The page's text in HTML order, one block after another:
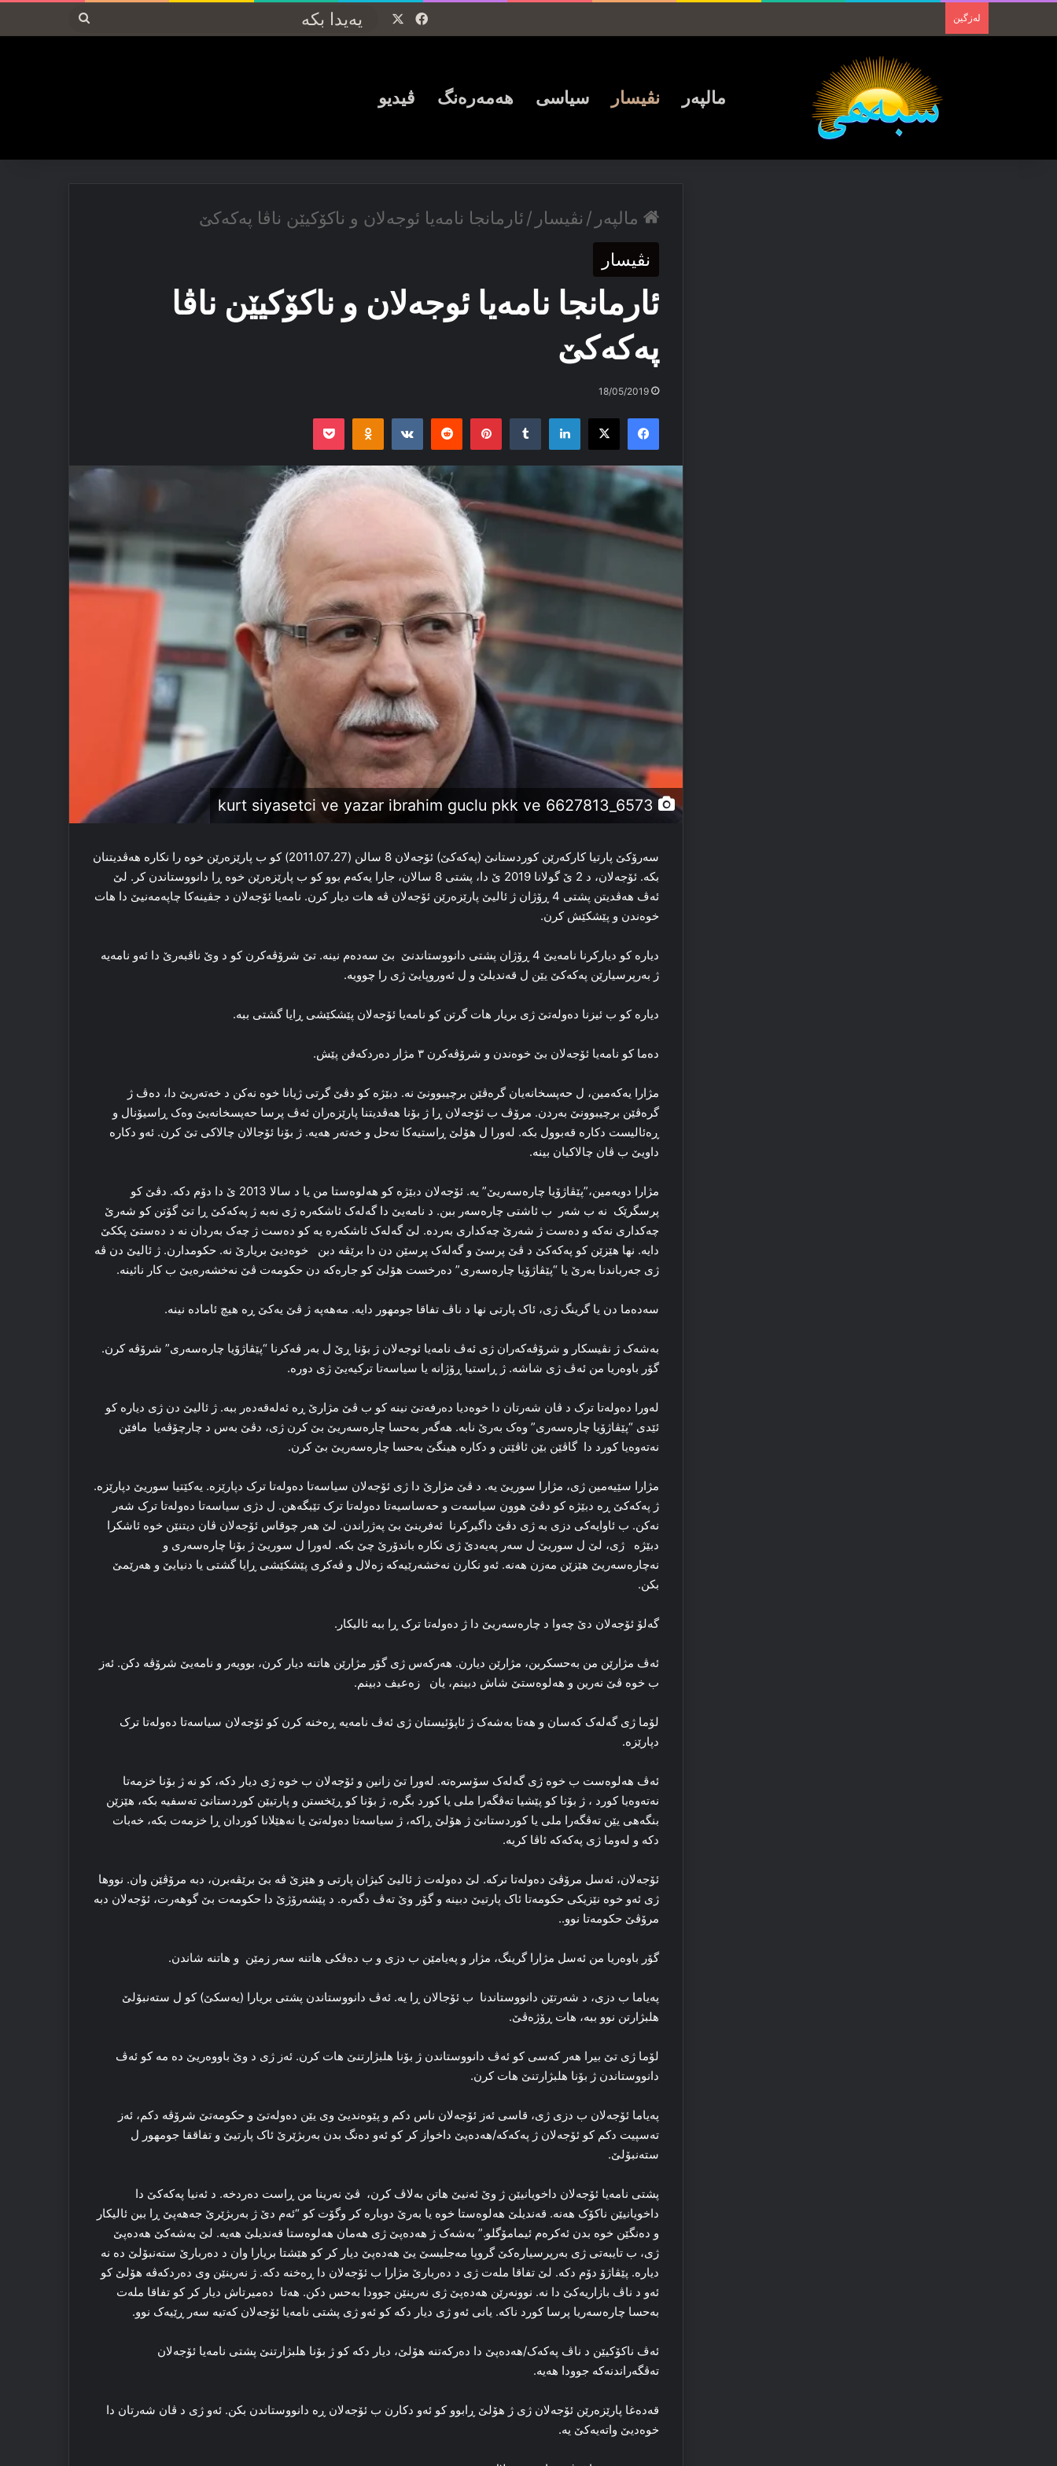
لەزگین Facebook
پەیدا
مالپەر نڤیسار سیاسی ھەمەرەنگ ڤیدیو
مالپەر / نڤیسار /ئارمانجا نامەیا ئوجەلان و ناكۆكیێن ناڤا پەكەكێ
نڤیسار
ئارمانجا نامەیا ئوجەلان و ناكۆكیێن ناڤا
پەكەكێ
18/05/2019
Facebook
X
LinkedIn
Tumblr
Pinterest
Reddit
VKontakte
Odnoklassniki
Pocket
سه‌رۆکێ پارتیا كاركەرێن كوردستانێ (پەکەکێ) ئۆجەلان 8 سالن (2011.07.27) کو ب پارێزه‌رێن خوه‌ را نکاره‌ هه‌ڤدیتنان
بکه‌. ئۆجەلان، د 2 ێ گولانا 2019 ێ دا، پشتی 8 سالان، جارا یه‌که‌م بوو کو ب پارێزه‌رێن خوه‌ ڕا دانووستاندن کر. لێ
ئه‌ڤ هه‌ڤدیتن پشتی 4 ڕۆژان ژ ئالیێ پارێزه‌رێن ئۆجەلان ڤه‌ هات دیار کرن. نامه‌یا ئۆجەلان د جڤینه‌کا چاپه‌مه‌نیێ دا هات
خوه‌ندن و پێشکێش کرن.
دیاره‌ کو دیارکرنا نامه‌یێ 4 ڕۆژان پشتی دانووستاندنێ بێ سه‌ده‌م نینه‌. تێ شرۆڤه‌کرن کو د وێ ناڤبه‌رێ دا ئه‌و نامه‌یە
ژ به‌رپرسیارێن پەکەکێ یێن ل قه‌ندیلێ و ل ئه‌وروپایێ ژی را چوویە.
دیاره‌ کو ب ئیزنا ده‌وله‌تێ ژی بریار هات گرتن کو نامه‌یا ئۆجەلان پێشکێشی ڕایا گشتی ببه‌.
ده‌ما کو نامه‌یا ئۆجەلان بێ خوه‌ندن و شرۆڤه‌کرن ۳ مژار ده‌ردکه‌ڤن پێش.
مژارا یه‌که‌مین، ل حه‌پسخانه‌یان گره‌ڤێن برچیبوونێ نه‌. دبێژه‌ کو دڤێ گرتی ژیانا خوه‌ نه‌کن د خه‌ته‌ریێ دا، ده‌ڤ ژ
گرەڤێن برچیبوونێ به‌ردن. مرۆڤ ب ئۆجەلان ڕا ژ بۆنا هه‌ڤدیتنا پارێزه‌ران ئه‌ڤ پرسا حه‌پسخانه‌یێ وه‌ک ڕاسیۆنال و
ڕه‌ئالیست دکاره‌ قه‌بوول بکه‌. له‌ورا ل هۆلێ ڕاستیه‌کا ته‌حل و خه‌ته‌ر هه‌یه‌. ژ بۆنا ئۆجالان چالاکی تێ کرن. ئه‌و دکاره‌
داویێ ب ڤان چالاکیان بینه‌.
مژارا دویه‌مین،”پێڤاژۆیا چاره‌سه‌ریێ” یه‌. ئۆجەلان دبێژه‌ کو هه‌لوه‌ستا من یا د سالا 2013 ێ دا دۆم دکه‌. دڤێ کو
پرسگرێک نە ب شه‌ر ب ئاشتی چاره‌سه‌ر ببن. د نامه‌یێ دا گه‌له‌ک ئاشکه‌ره‌ ژی نه‌به‌ ژ پەکەکێ ڕا تێ گۆتن کو شه‌رێ
چه‌کداری نه‌که‌ و دەست ژ شه‌رێ چه‌کداری به‌رده‌. لێ گه‌له‌ک ئاشکه‌ره‌ یه‌ کو ده‌ست ژ چه‌ک به‌ردان نه‌ د ده‌ستێ پککێ
دایه‌. نها هێزێن كو پەكەكێ د ڤێ پرسێ و گه‌له‌ک پرسێن دن دا برێڤه‌ دبن خوه‌دیێ بریارێ نه‌. حکومدارن. ژ ئالیێ دن ڤه‌
ژی جه‌رباندنا به‌رێ یا “پێڤاژۆیا چاره‌سه‌ری” ده‌رخست هۆلێ کو جاره‌که‌ دن حکومه‌ت ڤێ نه‌خشه‌ره‌یێ ب کار نائینە.
سه‌ده‌ما دن یا گرینگ ژی، ئاک پارتی نها د ناڤ تفاقا جومهور دایه‌. مەهەپە ژ ڤێ یه‌کێ ڕه‌ هیچ ئاماده‌ نینه‌.
به‌شه‌ک ژ نڤیسکار و شرۆڤه‌که‌ران ژی ئه‌ڤ نامه‌یا ئوجەلان ژ بۆنا ڕێ ل به‌ر ڤه‌کرنا “پێڤاژۆیا چاره‌سه‌ری” شرۆڤه‌ کرن.
گۆر باوه‌ریا من ئه‌ڤ ژی شاشه‌. ژ ڕاستیا ڕۆژانه‌ یا سیاسه‌تا ترکیه‌یێ ژی دوره‌.
له‌ورا ده‌وله‌تا ترک د ڤان شه‌رتان دا خوه‌دیا ده‌رفه‌تێ نینه‌ کو ب ڤێ مژارێ ڕه‌ ئه‌له‌قه‌ده‌ر ببه‌. ژ ئالیێ دن ژی دیاره‌ کو
ئێدی “پێڤاژۆیا چاره‌سه‌ری” وه‌ک به‌رێ نابه‌. هه‌گه‌ر بەحسا چارەسەریێ بێ كرن ژی، دڤێ به‌س د چارچۆڤەیا مافێن
نه‌ته‌وه‌یا کورد دا گاڤێن بێن ئاڤێتن و دكارە ھینگێ بەحسا چارەسەریێ بێ كرن.
مژارا سێیه‌مین ژی، مژارا سوریێ یه‌. د ڤێ مژارێ دا ژی ئۆجەلان سیاسه‌تا ده‌وله‌تا ترک دپارێزە. یه‌کێتیا سوریێ دپارێزە.
ژ پەکەکێ ڕه‌ دبێژه‌ کو دڤێ هوون سیاسه‌ت و حه‌ساسیه‌تا ده‌وله‌تا ترک تێبگەھن. ل دژی سیاسه‌تا ده‌وله‌تا ترک شه‌ر
نه‌کن. ب ئاوایه‌کی دزی به‌ ژی دڤێ داگیركرنا ئه‌فرینێ بێ په‌ژراندن. لێ هه‌ر چوقاس ئۆجەلان ڤان دیتنێن خوە ئاشكرا
دبێژە ژی، لێ ل سوریێ ل سه‌ر پەیەدێ ژی نکاره‌ باندۆرێ چێ بکه‌. له‌ورا ل سوریێ ژ بۆنا چاره‌سه‌ری و
نه‌چاره‌سه‌ریێ هێزێن مه‌زن هه‌نه‌. ئه‌و نکارن نه‌خشه‌رێیه‌که‌ زه‌لال و ڤه‌کری پێشکێشی ڕایا گشتی یا دنیایێ و هه‌رێمێ
بکن.
گه‌لۆ ئۆجەلان دێ چه‌وا د چاره‌سه‌ریێ دا ژ ده‌وله‌تا ترک ڕا ببه‌ ئالیکار.
ئه‌ڤ مژارێن من بەحسكرین، مژارێن دیارن. هه‌رکه‌س ژی گۆر مژارێن هاتنه‌ دیار کرن، بوویه‌ر و نامه‌یێ شرۆڤه‌ دکن. ئه‌ز
ب خوه‌ ڤێ نه‌رین و هه‌لوه‌ستێ شاش دبینم، یان زەعیف دبینم.
لۆما ژی گه‌له‌ک که‌سان و هه‌تا به‌شه‌ک ژ ئاپۆئیستان ژی ئه‌ڤ نامه‌یە ڕه‌خنه‌ کرن کو ئۆجەلان سیاسه‌تا ده‌وله‌تا ترک
دپارێزە.
ئه‌ڤ هه‌لوه‌ست ب خوه‌ ژی گه‌له‌ک سۆسره‌ته‌. له‌ورا تێ زانین و ئۆجەلان ب خوه‌ ژی دیار دکه‌، کو نە ژ بۆنا خزمه‌تا
نه‌ته‌وه‌یا کورد ، ژ بۆنا کو پێشیا ته‌ڤگه‌را ملی یا کورد بگره‌، ژ بۆنا کو ڕێخستن و پارتیێن کوردستانێ تەسفیه‌ بکه‌، هێزێن
بنگه‌هی یێن ته‌ڤگه‌را ملی یا کوردستانێ ژ هۆلێ ڕاکه‌، ژ سیاسه‌تا ده‌وله‌تێ یا نەھێلانا کوردان ڕا خزمه‌ت بکه‌، خه‌بات
دکه‌ و له‌وما ژی پەکەکە ئاڤا کریه‌.
ئۆجەلان، ئه‌سل مرۆڤێ ده‌وله‌تا ترکه‌. لێ ده‌وله‌ت ژ ئالیێ کیژان پارتی و هێزێ ڤه‌ بێ برێڤه‌برن، دبه‌ مرۆڤێن وان. نووها
ژی ئه‌و خوه‌ نێزیکی حکومه‌تا ئاک پارتیێ دبینه‌ و گۆر وێ ته‌ڤ دگه‌ره‌. د پێشه‌رۆژێ دا حکومه‌ت بێ گوهه‌رت، ئۆجەلان دبه‌
مرۆڤێ حکومه‌تا نوو..
گۆر باوه‌ریا من ئه‌سل مژارا گرینگ، مژار و په‌یامێن ب دزی و ب ده‌ڤکی هاتنه‌ سه‌ر زمێن و هاتنه‌ شاندن.
په‌یاما ب دزی، د شه‌رتێن دانووستاندنا ب ئۆجالان ڕا یه‌. ئه‌ڤ دانووستاندن پشتی بریارا (یەسکێ) کو ل سته‌نبۆلێ
هلبژارتن نوو ببه‌، هات ڕۆژه‌ڤێ.
لۆما ژی تێ بیرا هه‌ر که‌سی کو ئه‌ڤ دانووستاندن ژ بۆنا هلبژارتنێ هات کرن. ئه‌ز ژی د وێ باووه‌ریێ ده‌ مه‌ کو ئه‌ڤ
دانووستاندن ژ بۆنا هلبژارتنێ هات کرن.
په‌یاما ئۆجەلان ب دزی ژی، قاسی ئه‌ز ئۆجەلان ناس دکم و پێوه‌ندیێ وی یێن ده‌وله‌تێ و حکومه‌تێ شرۆڤه‌ دکم، ئه‌ز
ته‌سپیت دکم کو ئۆجەلان ژ پەکەکە/هەدەپێ داخواز کر کو ئه‌و ده‌نگ بدن بەربژێرێ ئاک پارتیێ و تفاققا جومهور ل
سته‌نبۆلێ.
پشتی نامه‌یا ئۆجەلان داخویانیێن ژ وێ ئه‌نیێ هاتن بەلاڤ كرن، ڤێ نه‌رینا من ڕاست ده‌ردخه‌. د ئه‌نیا پەکەکێ دا
داخویانیێن ناکۆک هه‌نه‌. قه‌ندیلێ ھەلوەستا خوە یا بەرێ دوباره‌ کر وگۆت کو “ئه‌م دێ ژ بەربژێرێ جەهەپێ ڕا ببن ئالیکار
و ده‌نگێن خوه‌ بدن ئه‌کره‌م ئیمامۆگلو.” به‌شه‌ک ژ هەدەپێ ژی ھەمان ھەلوەستا قەندیلێ ھەیە. لێ به‌شه‌کێ هەدەپێ
ژی، ب تایبه‌تی ژی به‌رپرسیاره‌کێ گروپا مه‌جلیسێ یێ هەدەپێ دیار کر کو ھێشتا بریارا وان د ده‌ربارێ سته‌نبۆلێ ده‌ نه‌
دیاره‌. پێڤاژۆ دۆم دکه‌. لێ تفاقا مله‌ت ژی د ده‌ربارێ مژارا ب ئۆجەلان دا ڕه‌خنه‌ دکه‌. ژ نه‌رینێن وی ده‌ردکه‌ڤه‌ هۆلێ کو
ئه‌و د ناڤ بازاریه‌کێ دا نه‌. نوونەرێن هەدەپێ ژی نه‌رینێن جوودا بەحس دكن. هه‌تا ده‌میرتاش دیار کر کو تفاقا مله‌ت
بەحسا چارەسەریا پرسا كورد ناكە. یانی ئه‌و ژی دیار دکه‌ کو ئه‌و ژی پشتی نامه‌یا ئۆجەلان که‌تیه‌ سەر ڕێیه‌ک نوو.
ئه‌ڤ ناکۆکیێن د ناڤ پەکەک/هەدەپێ دا ده‌رکه‌تنه‌ هۆلێ، دیار دکه‌ کو ژ بۆنا هلبژارتنێ پشتی نامه‌یا ئۆجەلان
ته‌ڤگه‌راندنه‌که‌ جوودا هه‌یه‌.
قه‌ده‌غا پارێزه‌رێن ئۆجەلان ژی ژ هۆلێ ڕابوو کو ئه‌و دکارن ب ئۆجەلان ڕه‌ دانووستاندن بکن. ئه‌و ژی د ڤان شه‌رتان دا
خوه‌دیێ واته‌یه‌کێ یه‌.